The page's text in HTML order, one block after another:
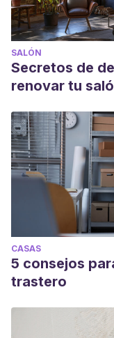
SALÓN
Secretos de
renovar tu
CASAS
5 consejos
trastero